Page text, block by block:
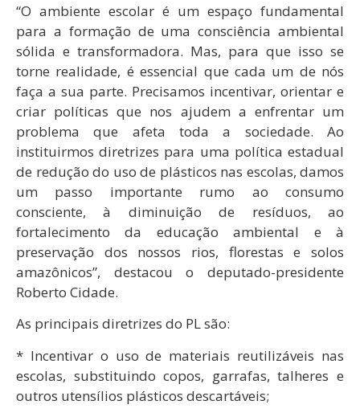
“O ambiente escolar é um espaço fundamental
para a formação de uma consciência ambiental
sólida e transformadora. Mas, para que isso se
torne realidade, é essencial que cada um de nós
faça a sua parte. Precisamos incentivar, orientar e
criar políticas que nos ajudem a enfrentar um
problema que afeta toda a sociedade. Ao
instituirmos diretrizes para uma política estadual
de redução do uso de plásticos nas escolas, damos
um passo importante rumo ao consumo
consciente, à diminuição de resíduos, ao
fortalecimento da educação ambiental e à
preservação dos nossos rios, florestas e solos
amazônicos”, destacou o deputado-presidente
Roberto Cidade.
As principais diretrizes do PL são:
* Incentivar o uso de materiais reutilizáveis nas
escolas, substituindo copos, garrafas, talheres e
outros utensílios plásticos descartáveis;